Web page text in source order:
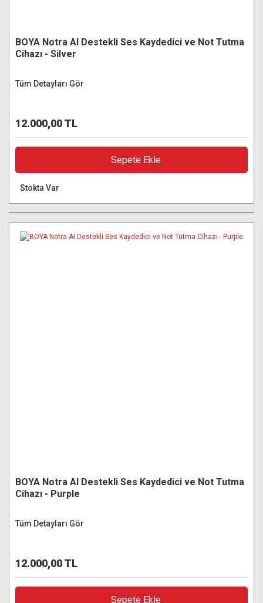
BOYA Notra AI Destekli Ses Kaydedici ve Not Tutma
Cihazı - Silver
Tüm Detayları Gör
12.000,00 TL
Sepete Ekle
Stokta Var
BOYA Notra AI Destekli Ses Kaydedici ve Not Tutma
Cihazı - Purple
Tüm Detayları Gör
12.000,00 TL
Sepete Ekle